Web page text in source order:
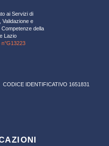
ai Servizi di
Validazione e
della
Lazio
n°G13223
CODICE IDENTIFICATIVO 1651831